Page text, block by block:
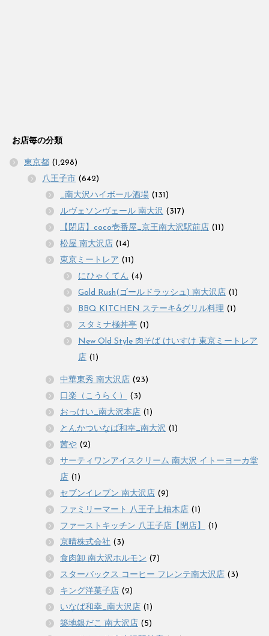
お店毎の分類
東京都 (1,298)
八王子市 (642)
_南大沢ハイボール酒場 (131)
ルヴェソンヴェール 南大沢 (317)
【閉店】coco壱番屋_京王南大沢駅前店 (11)
松屋 南大沢店 (14)
東京ミートレア (11)
にひゃくてん (4)
Gold Rush(ゴールドラッシュ) 南大沢店 (1)
BBQ KITCHEN ステーキ&グリル料理 (1)
スタミナ極丼亭 (1)
New Old Style 肉そば けいすけ 東京ミートレア
店 (1)
中華東秀 南大沢店 (23)
口楽（こうらく）
(3)
おっけい_南大沢本店 (1)
とんかついなば和幸_南大沢 (1)
茜や (2)
サーティワンアイスクリーム 南大沢 イトーヨーカ堂
店 (1)
セブンイレブン 南大沢店 (9)
ファミリーマート 八王子上柚木店 (1)
ファーストキッチン 八王子店【閉店】
(1)
京晴株式会社 (3)
食肉卸 南大沢ホルモン (7)
スターバックス コーヒー フレンテ南大沢店 (3)
キング洋菓子店 (2)
いなば和幸_南大沢店 (1)
築地銀だこ 南大沢店 (5)